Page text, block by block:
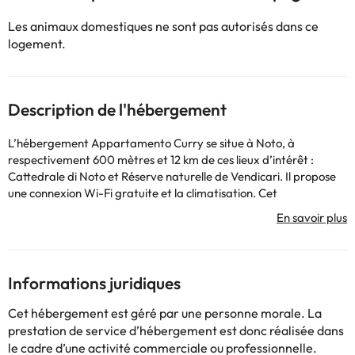
Les animaux domestiques ne sont pas autorisés dans ce
logement.
Description de l'hébergement
L’hébergement Appartamento Curry se situe à Noto, à
respectivement 600 mètres et 12 km de ces lieux d’intérêt :
Cattedrale di Noto et Réserve naturelle de Vendicari. Il propose
une connexion Wi-Fi gratuite et la climatisation. Cet
appartement est à respectivement 37 km et 38 km de : Castello
réfrigérateur et un four, ainsi que 1 salle de bains avec un bidet.
Cet hébergement met à votre disposition des serviettes et du
linge de lit. Un service de location de vélos est disponible sur place.
Vous séjournerez à respectivement 39 km et 39 km de ces lieux
d’intérêt : Tempio di Apollo et Porto Piccolo. L'aéroport le plus
Informations juridiques
Cet hébergement est géré par une personne morale. La
prestation de service d’hébergement est donc réalisée dans
le cadre d’une activité commerciale ou professionnelle.